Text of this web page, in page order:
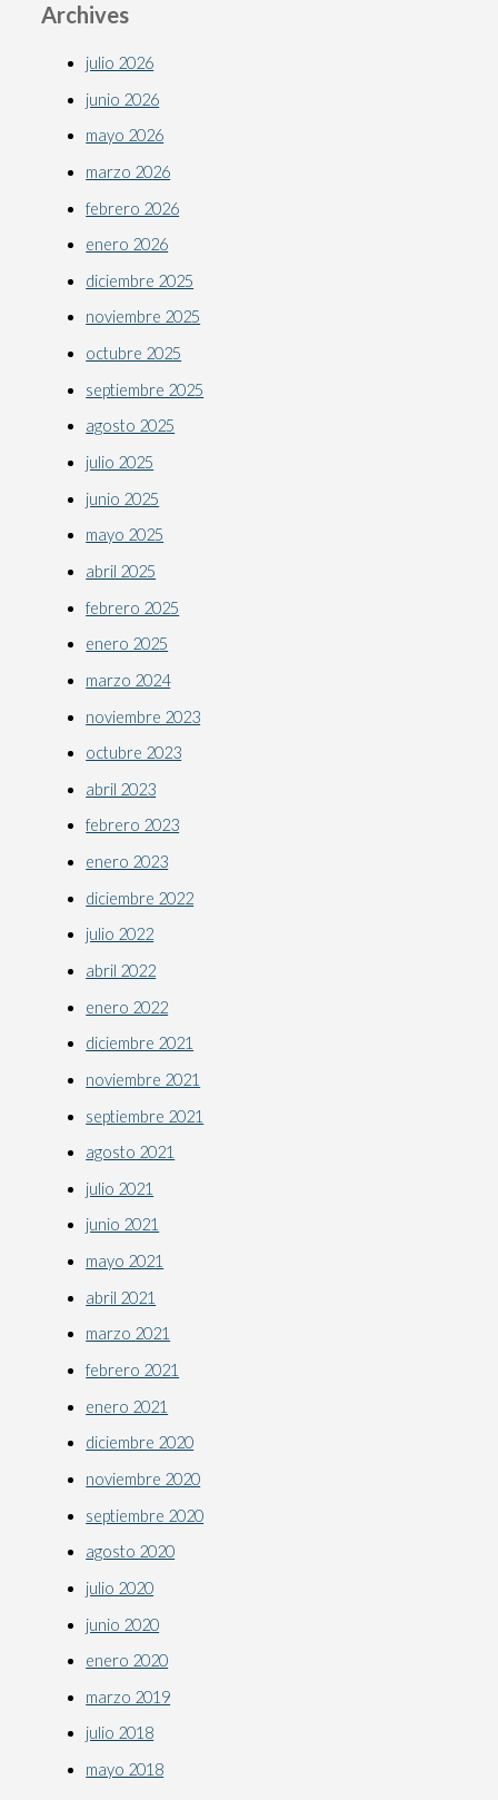
Archives
julio 2026
junio 2026
mayo 2026
marzo 2026
febrero 2026
enero 2026
diciembre 2025
noviembre 2025
octubre 2025
septiembre 2025
agosto 2025
julio 2025
junio 2025
mayo 2025
abril 2025
febrero 2025
enero 2025
marzo 2024
noviembre 2023
octubre 2023
abril 2023
febrero 2023
enero 2023
diciembre 2022
julio 2022
abril 2022
enero 2022
diciembre 2021
noviembre 2021
septiembre 2021
agosto 2021
julio 2021
junio 2021
mayo 2021
abril 2021
marzo 2021
febrero 2021
enero 2021
diciembre 2020
noviembre 2020
septiembre 2020
agosto 2020
julio 2020
junio 2020
enero 2020
marzo 2019
julio 2018
mayo 2018